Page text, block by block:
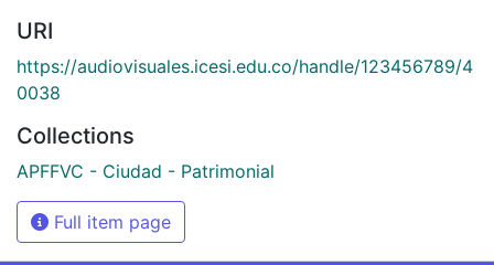
URI
https://audiovisuales.icesi.edu.co/handle/123456789/4
0038
Collections
APFFVC - Ciudad - Patrimonial
Full item page